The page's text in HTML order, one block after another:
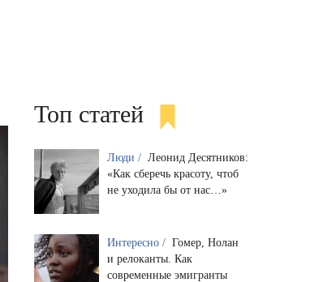
Топ статей
Люди / Леонид Десятников:
«Как сберечь красоту, чтоб
не уходила бы от нас…»
Интересно / Гомер, Нолан
и релоканты. Как
современные эмигранты